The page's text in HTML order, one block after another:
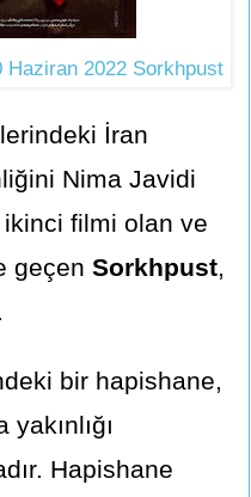
2022 Sorkhpust
İran
Nima Javidi
filmi olan ve
geçen Sorkhpust,
bir hapishane,
Hapishane